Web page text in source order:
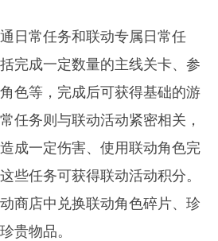
日常任务和联动专属日常任
完成一定数量的主线关卡、参
色等，完成后可获得基础的游
任务则与联动活动紧密相关，
成一定伤害、使用联动角色完
些任务可获得联动活动积分。
商店中兑换联动角色碎片、珍
贵物品。​